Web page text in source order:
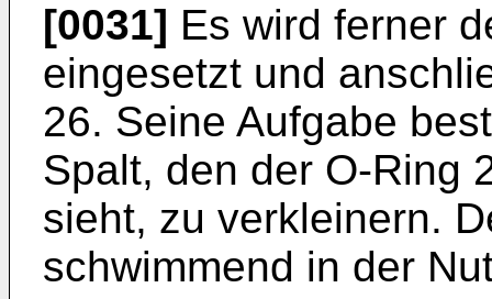
[0031] Es wird ferner
eingesetzt und
26. Seine Aufgabe
Spalt, den der O-Ring
sieht, zu verkleinern.
schwimmend in der